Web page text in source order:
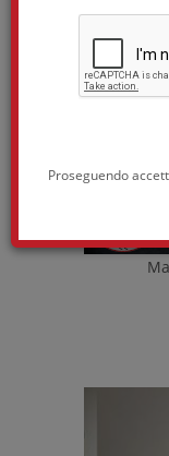
Proseguendo